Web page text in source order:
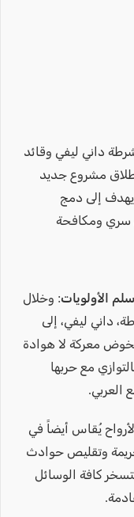
داني ليفي وقائد
مشروع جديد
إلى دمج
سري ومكافحة
الأولويات:وخلال
داني ليفي، إلى
معركة لا هوادة
مع حربها
العربي.
يُقاس أيضاً في
وتقليص حوادث
كافة الوسائل